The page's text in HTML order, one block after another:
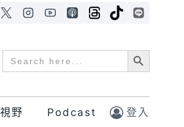
Search
for:
Search Button
野 Podcast 登入